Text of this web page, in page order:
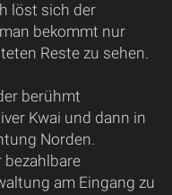
löst sich der
bekommt nur
Reste zu sehen.
berühmt
Kwai und dann in
Norden.
bezahlbare
am Eingang zu